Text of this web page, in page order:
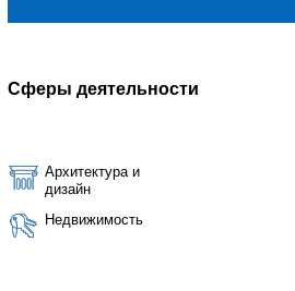
Сферы деятельности
Архитектура и
дизайн
Недвижимость